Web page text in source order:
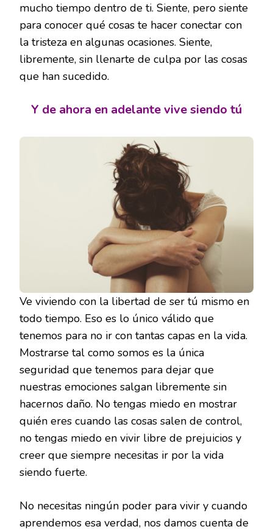
mucho tiempo dentro de ti. Siente, pero siente
para conocer qué cosas te hacer conectar con
la tristeza en algunas ocasiones. Siente,
libremente, sin llenarte de culpa por las cosas
que han sucedido.
Y de ahora en adelante vive siendo tú
Ve viviendo con la libertad de ser tú mismo en
todo tiempo. Eso es lo único válido que
tenemos para no ir con tantas capas en la vida.
Mostrarse tal como somos es la única
seguridad que tenemos para dejar que
nuestras emociones salgan libremente sin
hacernos daño. No tengas miedo en mostrar
quién eres cuando las cosas salen de control,
no tengas miedo en vivir libre de prejuicios y
creer que siempre necesitas ir por la vida
siendo fuerte.
No necesitas ningún poder para vivir y cuando
aprendemos esa verdad, nos damos cuenta de